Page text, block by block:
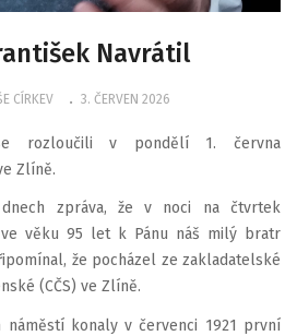
Navrátil
CÍRKEV 3. ČERVEN 2026
rozloučili v pondělí 1. června
Zlíně.
zpráva, že v noci na čtvrtek
ve věku 95 let k Pánu náš milý bratr
že pocházel ze zakladatelské
(CČS) ve Zlíně.
konaly v červenci 1921 první